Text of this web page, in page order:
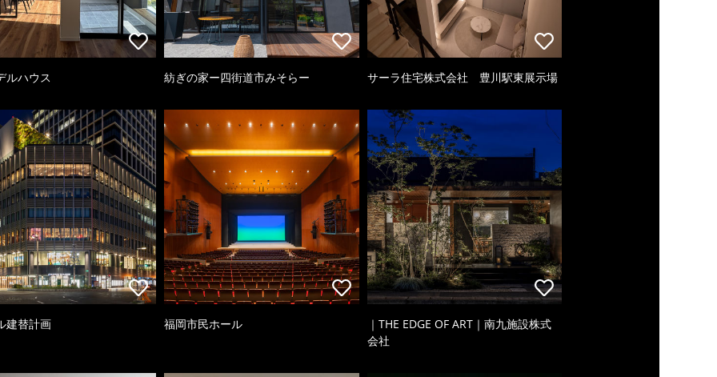
ルハウス 紡ぎの家ー四街道市みそらー サーラ住宅株式会社 豊川駅東展示場
建替計画 福岡市民ホール
｜THE EDGE OF ART｜南九施設株式
会社